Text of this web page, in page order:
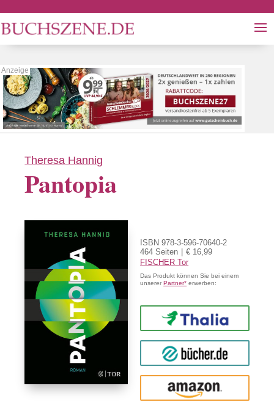
Theresa Hannig
Pantopia
ISBN 978-3-596-70640-2
464 Seiten
€ 16,99
FISCHER Tor
Das Produkt können Sie bei einem
unsererPartner* erwerben:
Thalia
buecher.de
Amazon